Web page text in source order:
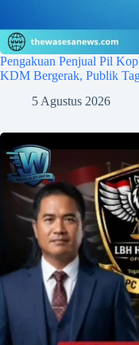
Pengakuan Penjual Pil
KDM Bergerak, Publik
5 Agustus 2026